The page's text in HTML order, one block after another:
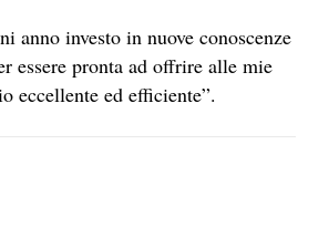
anno investo in nuove conoscenze
essere pronta ad offrire alle mie
eccellente ed efficiente”.